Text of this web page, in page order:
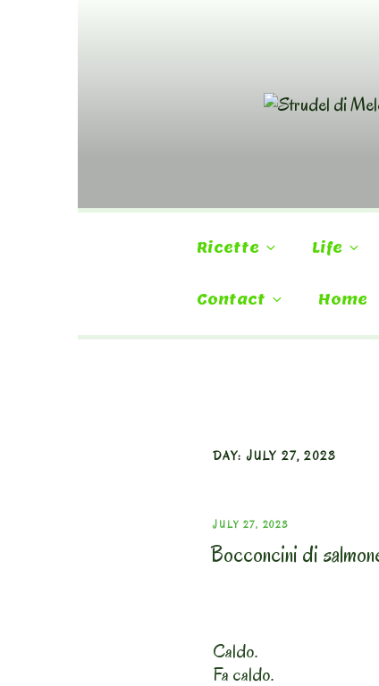
Ricette Life
Contact Home
DAY: JULY 27, 2023
POSTED
ON
JULY 27, 2023
Bocconcini di
Caldo.
Fa caldo.